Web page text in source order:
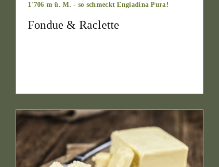
1'706 m ü. M. - so schmeckt Engiadina Pura!
Fondue & Raclette